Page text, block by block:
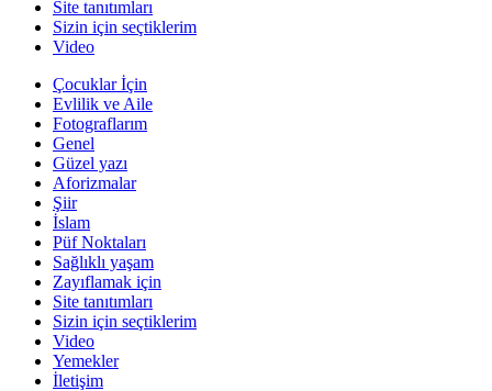
Site tanıtımları
Sizin için seçtiklerim
Video
Çocuklar İçin
Evlilik ve Aile
Fotograflarım
Genel
Güzel yazı
Aforizmalar
Şiir
İslam
Püf Noktaları
Sağlıklı yaşam
Zayıflamak için
Site tanıtımları
Sizin için seçtiklerim
Video
Yemekler
İletişim